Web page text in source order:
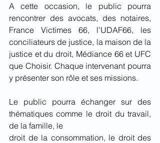
A cette occasion, le public pourra
rencontrer des avocats, des notaires,
France Victimes 66, l’UDAF66, les
conciliateurs de justice, la maison de la
justice et du droit, Médiance 66 et UFC
que Choisir. Chaque intervenant pourra
y présenter son rôle et ses missions.
Le public pourra échanger sur des
thématiques comme le droit du travail,
de la famille, le
droit de la consommation, le droit des